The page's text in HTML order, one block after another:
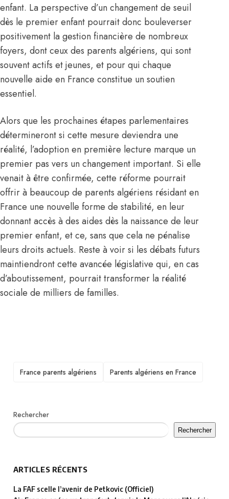
enfant. La perspective d’un changement de seuil
dès le premier enfant pourrait donc bouleverser
positivement la gestion financière de nombreux
foyers, dont ceux des parents algériens, qui sont
souvent actifs et jeunes, et pour qui chaque
nouvelle aide en France constitue un soutien
essentiel.
Alors que les prochaines étapes parlementaires
détermineront si cette mesure deviendra une
réalité, l’adoption en première lecture marque un
premier pas vers un changement important. Si elle
venait à être confirmée, cette réforme pourrait
offrir à beaucoup de parents algériens résidant en
France une nouvelle forme de stabilité, en leur
donnant accès à des aides dès la naissance de leur
premier enfant, et ce, sans que cela ne pénalise
leurs droits actuels. Reste à voir si les débats futurs
maintiendront cette avancée législative qui, en cas
d’aboutissement, pourrait transformer la réalité
sociale de milliers de familles.
TAGS
France parents algériens Parents algériens en France
Rechercher
Rechercher
ARTICLES RÉCENTS
La FAF scelle l’avenir de Petkovic (Officiel)